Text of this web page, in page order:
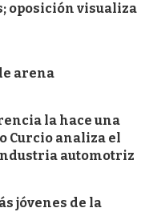
oposición visualiza
arena
la hace una
Curcio analiza el
automotriz
jóvenes de la